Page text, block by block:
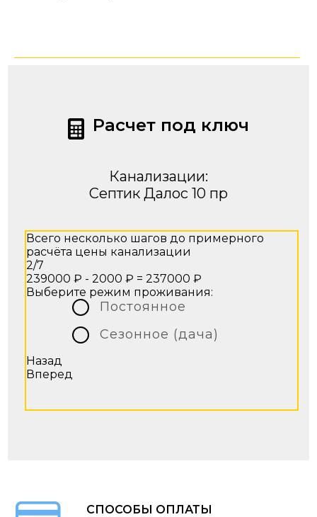
Расчет под ключ
Канализации:
Септик Далос 10 пр
Всего несколько шагов до примерного
расчёта цены канализации
2/7
239000 ₽ - 2000 ₽ = 237000 ₽
Выберите режим проживания:
Постоянное
Сезонное (дача)
Назад
Вперед
СПОСОБЫ ОПЛАТЫ